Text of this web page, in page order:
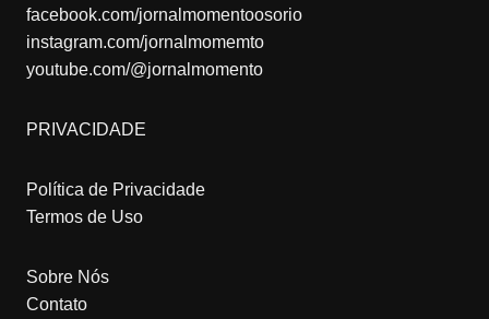
facebook.com/jornalmomentoosorio
instagram.com/jornalmomemto
youtube.com/@jornalmomento
PRIVACIDADE
Política de Privacidade
Termos de Uso
Sobre Nós
Contato